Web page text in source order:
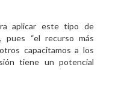
aplicar este tipo de
pues “el recurso más
capacitamos a los
tiene un potencial